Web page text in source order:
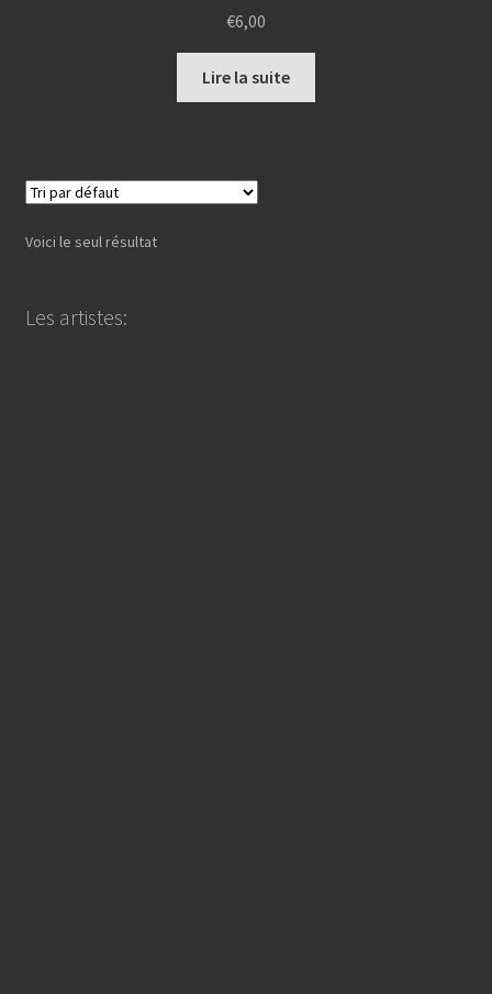
€6,00
Lire la suite
Voici le seul résultat
Les artistes: